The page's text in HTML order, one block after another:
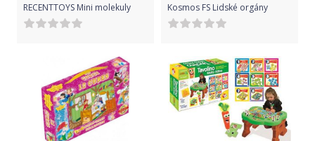
RECENTTOYS Mini molekuly
Kosmos FS Lidské orgány